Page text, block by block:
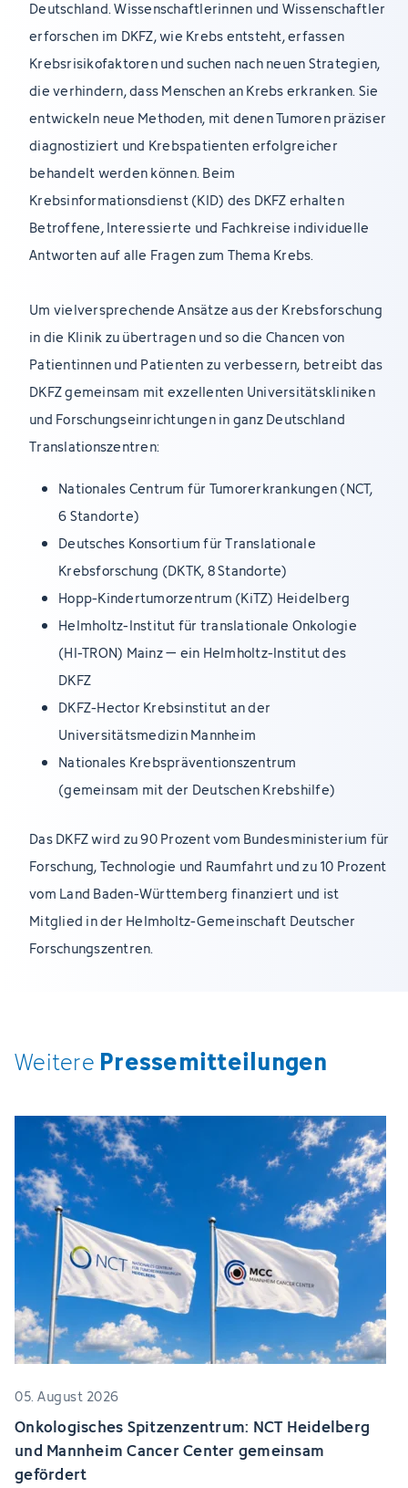
Deutschland. Wissenschaftlerinnen und Wissenschaftler
erforschen im DKFZ, wie Krebs entsteht, erfassen
Krebsrisikofaktoren und suchen nach neuen Strategien,
die verhindern, dass Menschen an Krebs erkranken. Sie
entwickeln neue Methoden, mit denen Tumoren präziser
diagnostiziert und Krebspatienten erfolgreicher
behandelt werden können. Beim
Krebsinformationsdienst (KID) des DKFZ erhalten
Betroffene, Interessierte und Fachkreise individuelle
Antworten auf alle Fragen zum Thema Krebs.
Um vielversprechende Ansätze aus der Krebsforschung
in die Klinik zu übertragen und so die Chancen von
Patientinnen und Patienten zu verbessern, betreibt das
DKFZ gemeinsam mit exzellenten Universitätskliniken
und Forschungseinrichtungen in ganz Deutschland
Translationszentren:
Nationales Centrum für Tumorerkrankungen (NCT,
6 Standorte)
Deutsches Konsortium für Translationale
Krebsforschung (DKTK, 8 Standorte)
Hopp-Kindertumorzentrum (KiTZ) Heidelberg
Helmholtz-Institut für translationale Onkologie
(HI-TRON) Mainz – ein Helmholtz-Institut des
DKFZ
DKFZ-Hector Krebsinstitut an der
Universitätsmedizin Mannheim
Nationales Krebspräventionszentrum
(gemeinsam mit der Deutschen Krebshilfe)
Das DKFZ wird zu 90 Prozent vom Bundesministerium für
Forschung, Technologie und Raumfahrt und zu 10 Prozent
vom Land Baden-Württemberg finanziert und ist
Mitglied in der Helmholtz-Gemeinschaft Deutscher
Forschungszentren.
Weitere Pressemitteilungen
05. August 2026
Onkologisches Spitzenzentrum: NCT Heidelberg
und Mannheim Cancer Center gemeinsam
gefördert